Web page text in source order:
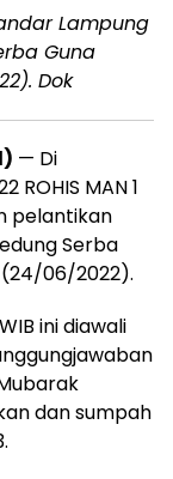
Lampung
Guna
Dok
— Di
ROHIS MAN 1
pelantikan
Serba
(24/06/2022).
ini diawali
dan sumpah